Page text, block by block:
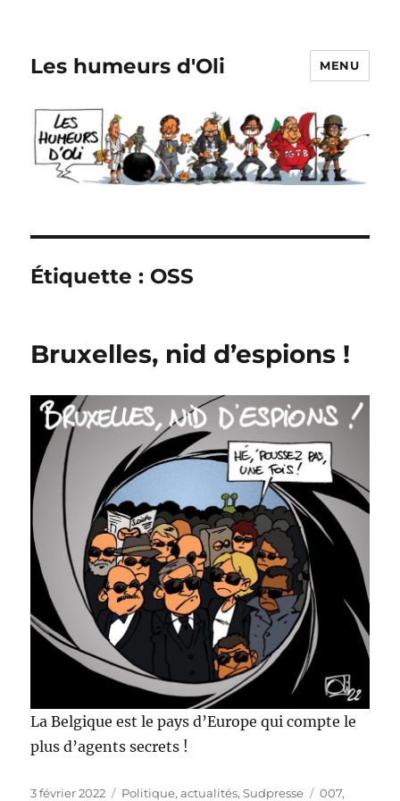
Les humeurs d'Oli MENU
Étiquette : OSS
Bruxelles, nid d’espions !
La Belgique est le pays d’Europe qui compte le
plus d’agents secrets !
Publié
3 février 2022 Catégories
Politique, actualités,Sudpresse Étiquettes
007,